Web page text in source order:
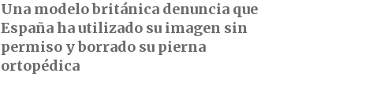
Una modelo británica denuncia que
España ha utilizado su imagen sin
permiso y borrado su pierna
ortopédica